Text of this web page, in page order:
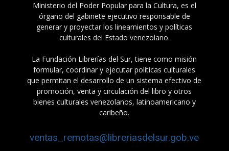
Ministerio del Poder Popular para la Cultura, es el
órgano del gabinete ejecutivo responsable de
generar y proyectar los lineamientos y políticas
culturales del Estado venezolano.
La Fundación Librerías del Sur, tiene como misión
formular, coordinar y ejecutar políticas culturales
que permitan el desarrollo de un sistema efectivo de
promoción, venta y circulación del libro y otros
bienes culturales venezolanos, latinoamericano y
caribeño.
ventas_remotas@libreriasdelsur.gob.ve